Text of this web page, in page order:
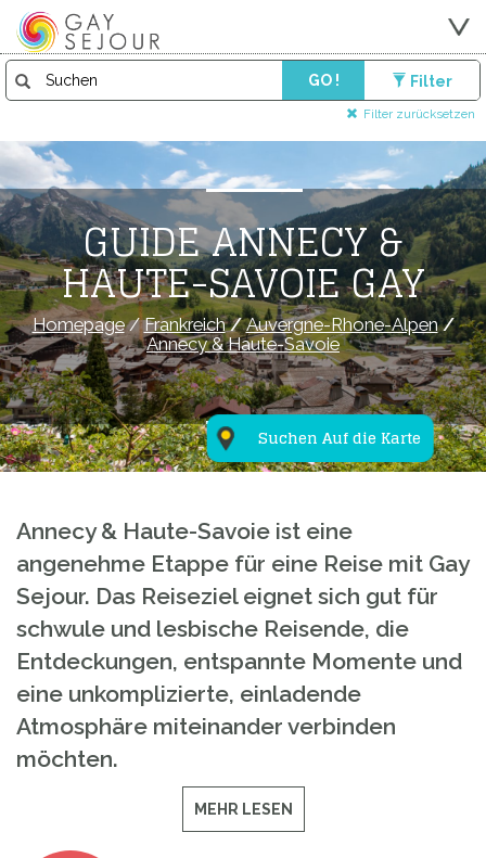
GO ! Filter
Filter zurücksetzen
Suchen Auf die Karte
GUIDE ANNECY &
HAUTE-SAVOIE GAY
Homepage/Frankreich/Auvergne-Rhone-Alpen/
Annecy & Haute-Savoie
Annecy & Haute-Savoie ist eine
angenehme Etappe für eine Reise mit Gay
Sejour. Das Reiseziel eignet sich gut für
schwule und lesbische Reisende, die
Entdeckungen, entspannte Momente und
eine unkomplizierte, einladende
Atmosphäre miteinander verbinden
möchten.
MEHR LESEN